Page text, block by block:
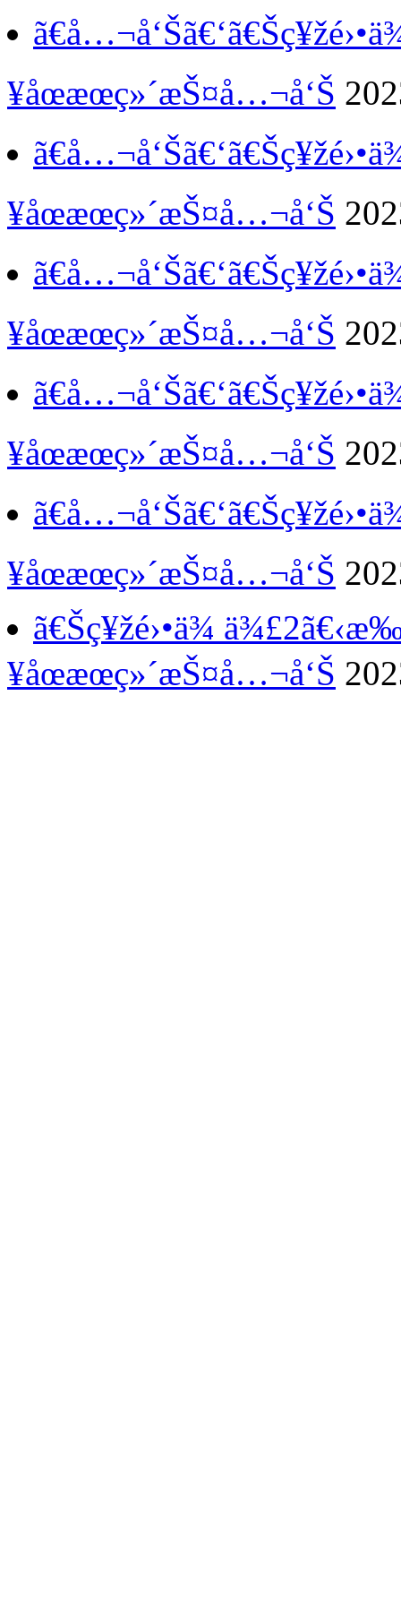
ã€å…¬å‘Šã€‘
¥åœæœç»´æŠ¤å…¬å‘Š
ã€å…¬å‘Šã€‘
¥åœæœç»´æŠ¤å…¬å‘Š
ã€å…¬å‘Šã€‘
¥åœæœç»´æŠ¤å…¬å‘Š
ã€å…¬å‘Šã€‘
¥åœæœç»´æŠ¤å…¬å‘Š
ã€å…¬å‘Šã€‘
¥åœæœç»´æŠ¤å…¬å‘Š
ã€Šç¥žé›•ä¾
¥åœæœç»´æŠ¤å…¬å‘Š